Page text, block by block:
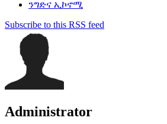
ንግድና ኢኮኖሚ
Subscribe to this RSS feed
Administrator